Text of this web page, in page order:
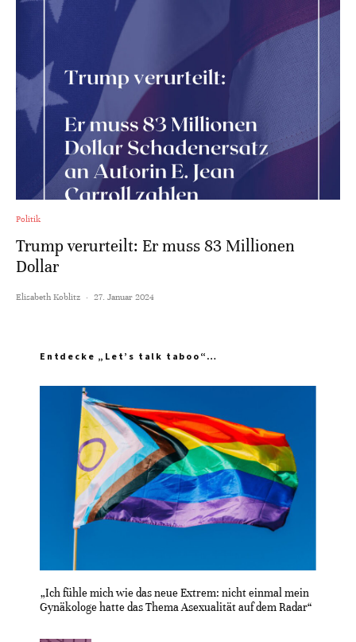
Politik
Trump verurteilt: Er muss 83 Millionen
Dollar
Elisabeth Koblitz · 27. Januar 2024
Entdecke „Let’s talk taboo“…
„Ich fühle mich wie das neue Extrem: nicht einmal mein
Gynäkologe hatte das Thema Asexualität auf dem Radar“